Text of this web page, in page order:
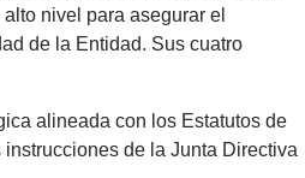
nivel para asegurar el
de la Entidad. Sus cuatro
alineada con los Estatutos de
de la Junta Directiva